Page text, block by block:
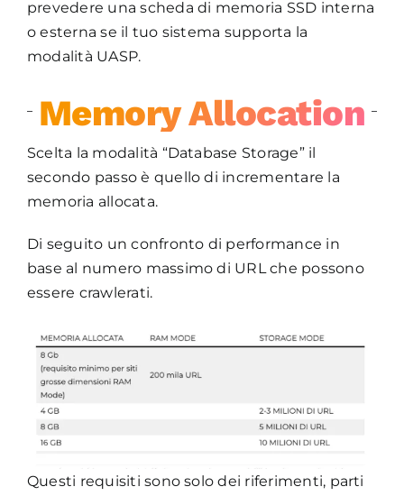
prevedere una scheda di memoria SSD interna
o esterna se il tuo sistema supporta la
modalità UASP.
Memory Allocation
Scelta la modalità “Database Storage” il
secondo passo è quello di incrementare la
memoria allocata.
Di seguito un confronto di performance in
base al numero massimo di URL che possono
essere crawlerati.
Questi requisiti sono solo dei riferimenti, parti